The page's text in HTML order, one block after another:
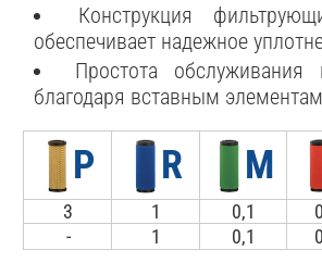
Конструкция
обеспечивает надежное
Простота обслуживания
благодаря вставным
P R M
3 1 0,1
-
1 0,1